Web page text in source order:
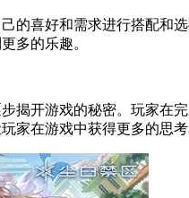
的喜好和需求进行搭配和
多的乐趣。
揭开游戏的秘密。玩家在
家在游戏中获得更多的思考